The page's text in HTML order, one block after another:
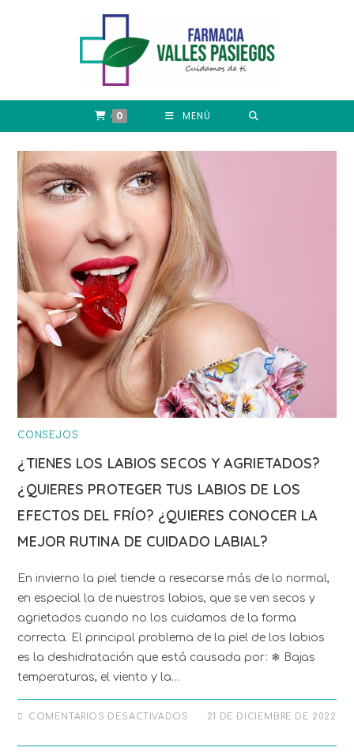
0 MENÚ
CONSEJOS
¿TIENES LOS LABIOS SECOS Y AGRIETADOS?
¿QUIERES PROTEGER TUS LABIOS DE LOS
EFECTOS DEL FRÍO? ¿QUIERES CONOCER LA
MEJOR RUTINA DE CUIDADO LABIAL?
En invierno la piel tiende a resecarse más de lo normal,
en especial la de nuestros labios, que se ven secos y
agrietados cuando no los cuidamos de la forma
correcta. El principal problema de la piel de los labios
es la deshidratación que está causada por: ❄ Bajas
temperaturas, el viento y la…
COMENTARIOS DESACTIVADOS 21 DE DICIEMBRE DE 2022